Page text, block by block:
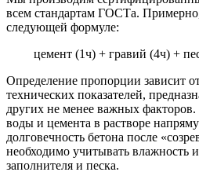
всем стандартам ГОСТа. Примерно,
следующей формуле:
цемент (1ч) + гравий (4ч) +
Определение пропорции зависит
технических показателей,
других не менее важных
воды и цемента в растворе
долговечность бетона после
необходимо учитывать влажность
заполнителя и песка.